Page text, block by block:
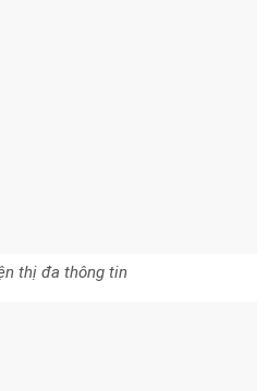
thị đa thông tin